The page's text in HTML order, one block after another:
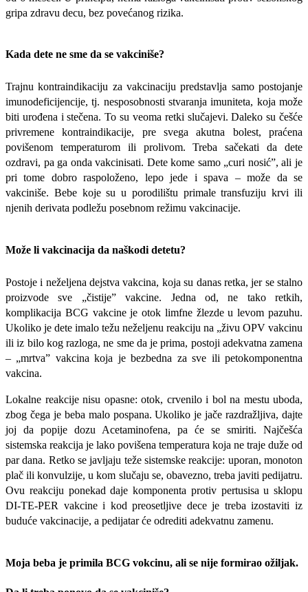
gripa zdravu decu, bez povećanog rizika.
Kada dete ne sme da se vakciniše?
Trajnu kontraindikaciju za vakcinaciju predstavlja samo postojanje
imunodeficijencije, tj. nesposobnosti stvaranja imuniteta, koja može
biti urođena i stečena. To su veoma retki slučajevi. Daleko su češće
privremene kontraindikacije, pre sve­ga akutna bolest, praćena
povišenom temperaturom ili prolivom. Treba sačekati da dete
ozdravi, pa ga onda vakcinisati. Dete kome samo „curi nosić”, ali je
pri tome dobro raspoloženo, lepo jede i spava – može da se
vakciniše. Bebe koje su u porodilištu primale transfuziju krvi ili
njenih derivata podležu posebnom režimu vakcinacije.
Može li vakcinacija da naškodi detetu?
Postoje i neželjena dejstva vakcina, koja su danas retka, jer se stalno
proizvode sve „čistije” vakcine. Jedna od, ne tako retkih,
komplikacija BCG vakcine je otok lim­fne žlezde u levom pazuhu.
Ukoliko je dete imalo težu neželjenu reakciju na „živu OPV vakcinu
ili iz bilo kog razloga, ne sme da je prima, postoji adekvatna zamena
– „mrtva” vakcina koja je bezbedna za sve ili petokomponentna
vakcina.
Lokalne reakcije nisu opasne: otok, crvenilo i bol na mestu uboda,
zbog čega je beba malo pospana. Ukoliko je jače razdražljiva, dajte
joj da popije dozu Acetaminofena, pa će se smiriti. Najčešća
sistemska reakcija je lako povišena temperatura koja ne traje duže od
par dana. Retko se javljaju teže sistemske reakcije: uporan, monoton
plač ili konvulzije, u kom slučaju se, obavezno, treba javiti pedi­jatru.
Ovu reakciju ponekad daje komponenta protiv pertusisa u sklopu
DI-TE-PER vakcine i kod preosetljive dece je treba izostaviti iz
buduće vakcinacije, a pedijatar će odrediti adekvatnu zamenu.
Moja beba je primila BCG vokcinu, ali se nije formirao ožiljak.